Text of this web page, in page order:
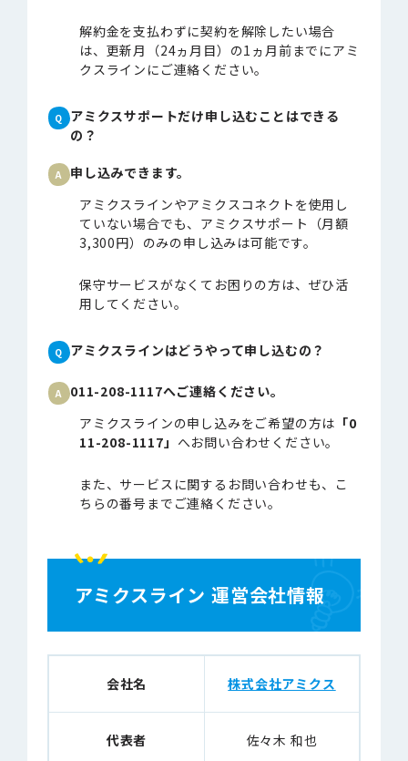
解約金を支払わずに契約を解除したい場合
は、更新月（24ヵ月目）の1ヵ月前までにアミ
クスラインにご連絡ください。
アミクスサポートだけ申し込むことはできる
の？
申し込みできます。
アミクスラインやアミクスコネクトを使用し
ていない場合でも、アミクスサポート（月額
3,300円）のみの申し込みは可能です。
保守サービスがなくてお困りの方は、ぜひ活
用してください。
アミクスラインはどうやって申し込むの？
011-208-1117へご連絡ください。
アミクスラインの申し込みをご希望の方は 「0
11-208-1117」 へお問い合わせください。
また、サービスに関するお問い合わせも、こ
ちらの番号までご連絡ください。
アミクスライン 運営会社情報
会社名 株式会社アミクス
代表者 佐々木 和也